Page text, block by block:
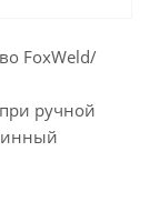
FoxWeld/
ручной